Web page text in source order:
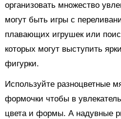
организовать множество
могут быть игры с
плавающих игрушек или
которых могут выступить
фигурки.
Используйте разноцветные
формочки чтобы в
цвета и формы. А надувные